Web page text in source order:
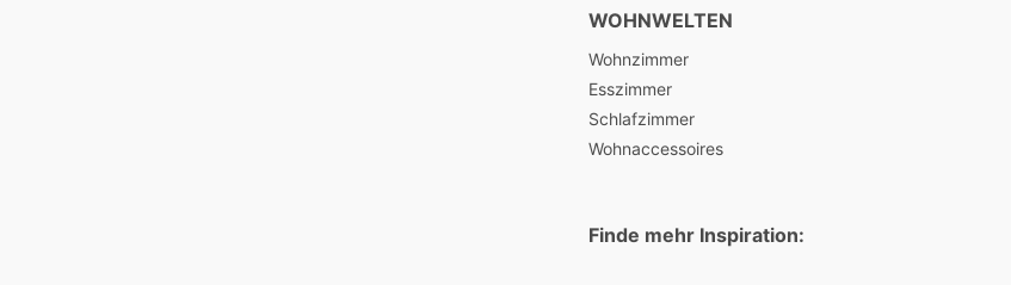
WOHNWELTEN
Wohnzimmer
Esszimmer
Schlafzimmer
Wohnaccessoires
Finde mehr Inspiration: